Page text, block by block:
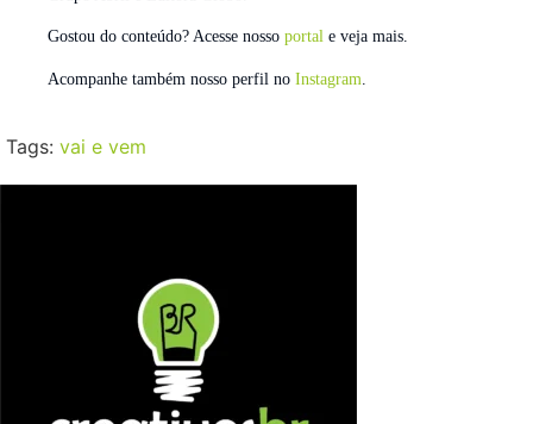
Gostou do conteúdo? Acesse nosso portal e veja mais.
Acompanhe também nosso perfil no Instagram
Tags: vai e vem